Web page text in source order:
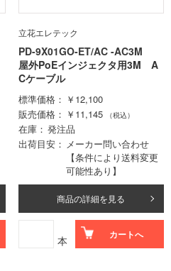
立花エレテック
PD-9X01GO-ET/AC -AC3M
屋外PoEインジェクタ用3M A
Cケーブル
標準価格
￥12,100
販売価格
￥11,145 （税込）
在庫
発注品
出荷目安
メーカー問い合わせ
【条件により送料変更
可能性あり】
商品の詳細を見る
本 カートへ